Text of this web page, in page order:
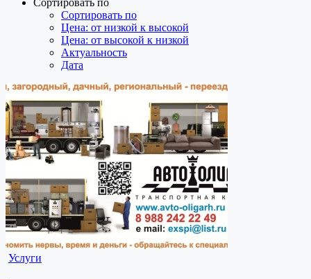
Сортировать по
Сортировать по
Цена: от низкой к высокой
Цена: от высокой к низкой
Актуальность
Дата
Услуги